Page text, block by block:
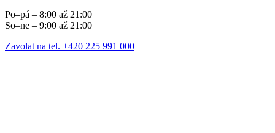
Po–pá – 8:00 až 21:00
So–ne – 9:00 až 21:00
Zavolat na tel. +420 225 991 000